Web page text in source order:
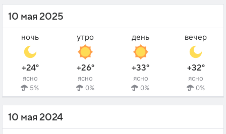
10 мая 2025
ночь
+24°
ясно
5%
утро
+26°
ясно
0%
день
+33°
ясно
0%
вечер
+32°
ясно
0%
10 мая 2024